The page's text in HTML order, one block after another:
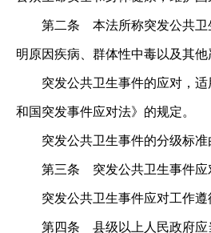
第二条 本法所称突发公共卫
明原因疾病、群体性中毒以及其
突发公共卫生事件的应对，适
和国突发事件应对法》的规定。
突发公共卫生事件的分级标准
第三条 突发公共卫生事件
突发公共卫生事件应对工作遵
第四条 县级以上人民政府应